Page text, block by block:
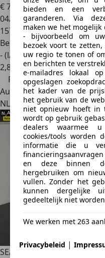
€ 7.495€ 7.995,-
04/2013
157.721 km
Benzine
- (l/100 km)
2,8
Prijsdaling
Autobedrijf
NL 5684 LEBest
SEAT Ibiza
1.0 TSI Style
bieden en een
garanderen. Via
maken we het mogelijk
- bijvoorbeeld om
bezoek voort te
uw regio te tonen of
en berichten te
e-mailadres lokaal
opgeslagen
het kader van de
het gebruik van de
niet opnieuw hoeft in
wordt op gebruik
dealers waarmee
cookies/tools worden
informatie die u
en deze binnen
hergebruiken om
vullen. Zonder het
kunnen dergelijke
gedeeltelijk niet
We werken met 263
Privacybeleid |